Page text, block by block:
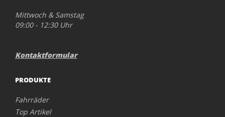
Mittwoch & Samstag
09:00 - 12:30 Uhr
Kontaktformular
PRODUKTE
Fahrräder
Top Artikel